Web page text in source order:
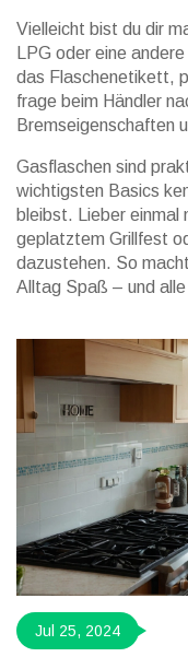
Vielleicht bist du dir
LPG oder eine
das Flaschenetikett,
frage beim Händler
Bremseigenschaften
Gasflaschen sind
wichtigsten Basics
bleibst. Lieber einmal
geplatztem Grillfest
dazustehen. So
Alltag Spaß – und
Jul 25, 2024